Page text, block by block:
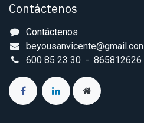
Contáctenos
Contáctenos
beyousanvicente@gmail.con
600 85 23 30 - 865812626